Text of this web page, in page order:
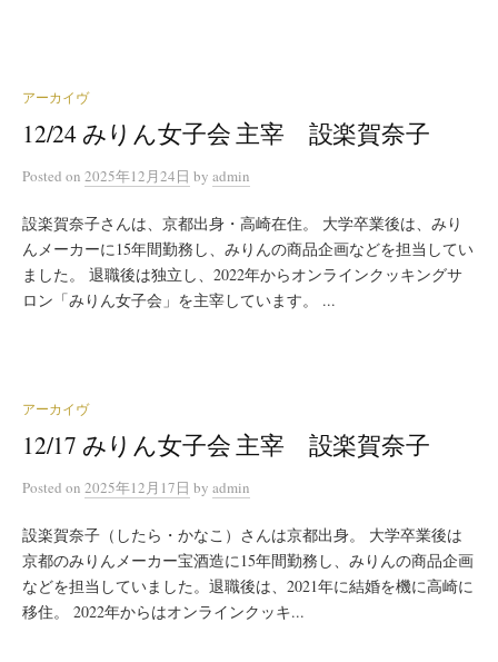
アーカイヴ
12/24 みりん女子会 主宰 設楽賀奈子
Posted on 2025年12月24日 by admin
設楽賀奈子さんは、京都出身・高崎在住。 大学卒業後は、みり
んメーカーに15年間勤務し、みりんの商品企画などを担当してい
ました。 退職後は独立し、2022年からオンラインクッキングサ
ロン「みりん女子会」を主宰しています。 ...
アーカイヴ
12/17 みりん女子会 主宰 設楽賀奈子
Posted on 2025年12月17日 by admin
設楽賀奈子（したら・かなこ）さんは京都出身。 大学卒業後は
京都のみりんメーカー宝酒造に15年間勤務し、みりんの商品企画
などを担当していました。退職後は、2021年に結婚を機に高崎に
移住。 2022年からはオンラインクッキ...